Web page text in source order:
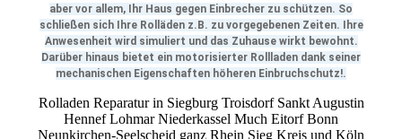
aber vor allem, Ihr Haus gegen Einbrecher zu schützen. So
schließen sich Ihre Rolläden z.B. zu vorgegebenen Zeiten. Ihre
Anwesenheit wird simuliert und das Zuhause wirkt bewohnt.
Darüber hinaus bietet ein motorisierter Rollladen dank seiner
mechanischen Eigenschaften höheren Einbruchschutz!.
Rolladen Reparatur in Siegburg Troisdorf Sankt Augustin
Hennef Lohmar Niederkassel Much Eitorf Bonn
Neunkirchen-Seelscheid ganz Rhein Sieg Kreis und Köln